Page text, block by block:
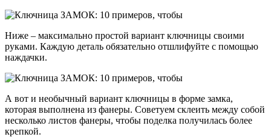
Ниже – максимально простой вариант ключницы своими
руками. Каждую деталь обязательно отшлифуйте с помощью
наждачки.
А вот и необычный вариант ключницы в форме замка,
которая выполнена из фанеры. Советуем склеить между собой
несколько листов фанеры, чтобы поделка получилась более
крепкой.